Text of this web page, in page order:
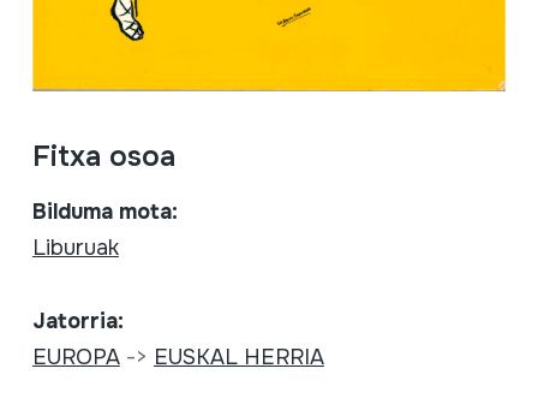
Fitxa osoa
Bilduma mota:
Liburuak
Jatorria:
EUROPA-> EUSKAL HERRIA